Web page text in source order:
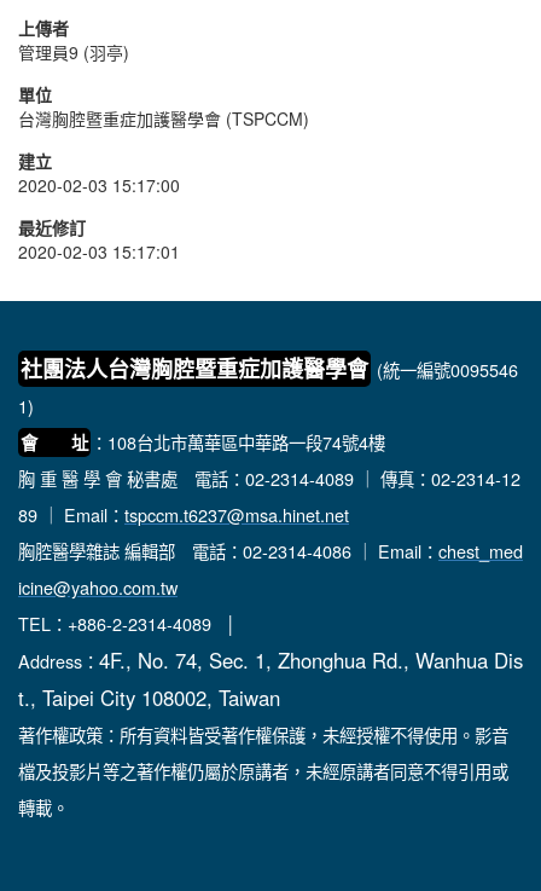
上傳者
管理員9 (羽亭)
單位
台灣胸腔暨重症加護醫學會 (TSPCCM)
建立
2020-02-03 15:17:00
最近修訂
2020-02-03 15:17:01
社團法人台灣胸腔暨重症加護醫學會 (統一編號0095546
1)
會 址 ：108台北市萬華區中華路一段74號4樓
胸 重 醫 學 會 秘書處 電話：02-2314-4089 ｜ 傳真：02-2314-12
89 ｜ Email： tspccm.t6237@msa.hinet.net
胸腔醫學雜誌 編輯部 電話：02-2314-4086 ｜ Email： chest_med
icine@yahoo.com.tw
TEL：+886-2-2314-4089 │
Address： 4F., No. 74, Sec. 1, Zhonghua Rd., Wanhua Dis
t., Taipei City 108002, Taiwan
著作權政策：所有資料皆受著作權保護，未經授權不得使用。影音
檔及投影片等之著作權仍屬於原講者，未經原講者同意不得引用或
轉載。